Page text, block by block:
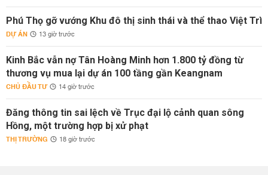
Phú Thọ gỡ vướng Khu đô thị sinh thái và thể thao Việt Trì
DỰ ÁN 13 giờ trước
Kinh Bắc vẫn nợ Tân Hoàng Minh hơn 1.800 tỷ đồng từ
thương vụ mua lại dự án 100 tầng gần Keangnam
CHỦ ĐẦU TƯ 14 giờ trước
Đăng thông tin sai lệch về Trục đại lộ cảnh quan sông
Hồng, một trường hợp bị xử phạt
THỊ TRƯỜNG 18 giờ trước